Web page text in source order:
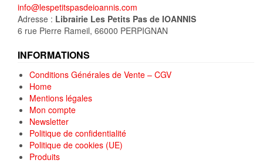
info@lespetitspasdeioannis.com
Adresse : Librairie Les Petits Pas de IOANNIS
6 rue Pierre Rameil, 66000 PERPIGNAN
INFORMATIONS
Conditions Générales de Vente – CGV
Home
Mentions légales
Mon compte
Newsletter
Politique de confidentialité
Politique de cookies (UE)
Produits